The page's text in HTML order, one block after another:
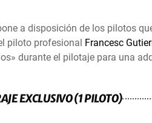
a disposición de los pilotos
piloto profesional Francesc
durante el pilotaje para una
EXCLUSIVO (1 PILOTO)